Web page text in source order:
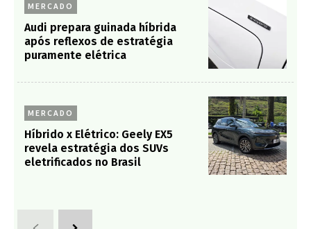
MERCADO
Audi prepara guinada híbrida
após reflexos de estratégia
puramente elétrica
MERCADO
Híbrido x Elétrico: Geely EX5
revela estratégia dos SUVs
eletrificados no Brasil